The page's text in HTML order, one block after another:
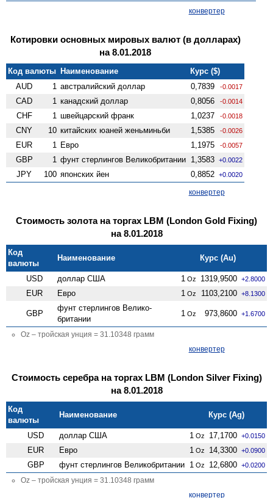
конвертер
Котировки основных мировых валют (в долларах)
на 8.01.2018
Код валюты Наименование
Курс ($)
AUD
1 австралийский доллар 0,7839 -0.0017
CAD 1 канадский доллар 0,8056 -0.0014
CHF 1 швейцарский франк 1,0237 -0.0018
CNY 10 китайских юаней женьминьби 1,5385 -0.0026
EUR 1 Евро 1,1975 -0.0057
GBP 1 фунт стерлингов Велико­британии 1,3583 +0.0022
JPY 100 японских йен 0,8852 +0.0020
конвертер
Стоимость золота на торгах LBM (London Gold Fixing)
на 8.01.2018
Код
валюты
Наименование Курс (Au)
USD доллар США 1 Oz 1319,9500 +2.8000
EUR Евро 1 Oz 1103,2100 +8.1300
GBP
фунт стерлингов Велико­
британии
1 Oz 973,8600 +1.6700
Oz – тройская унция = 31.10348 грамм
конвертер
Стоимость серебра на торгах LBM (London Silver Fixing)
на 8.01.2018
Код
валюты
Наименование Курс (Ag)
USD доллар США 1 Oz 17,1700 +0.0150
EUR Евро 1 Oz 14,3300 +0.0900
GBP фунт стерлингов Велико­британии 1 Oz 12,6800 +0.0200
Oz – тройская унция = 31.10348 грамм
конвертер